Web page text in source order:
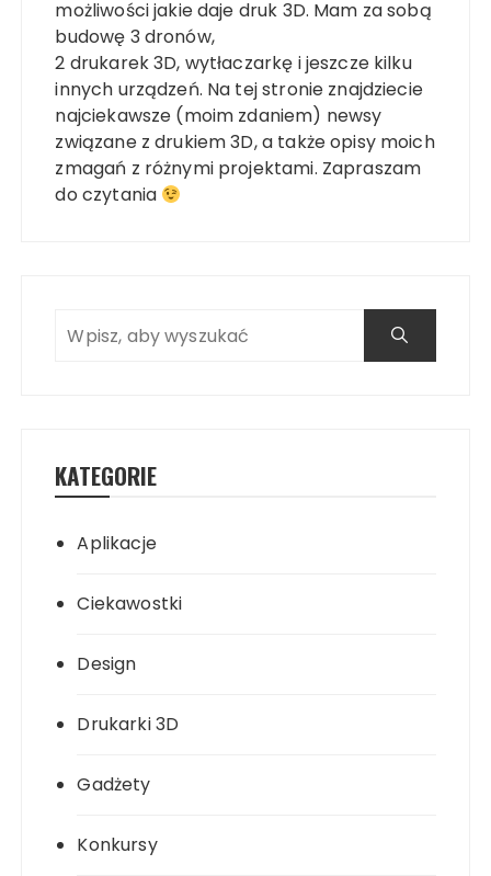
możliwości jakie daje druk 3D. Mam za sobą
budowę 3 dronów,
2 drukarek 3D, wytłaczarkę i jeszcze kilku
innych urządzeń. Na tej stronie znajdziecie
najciekawsze (moim zdaniem) newsy
związane z drukiem 3D, a także opisy moich
zmagań z różnymi projektami. Zapraszam
do czytania
KATEGORIE
Aplikacje
Ciekawostki
Design
Drukarki 3D
Gadżety
Konkursy